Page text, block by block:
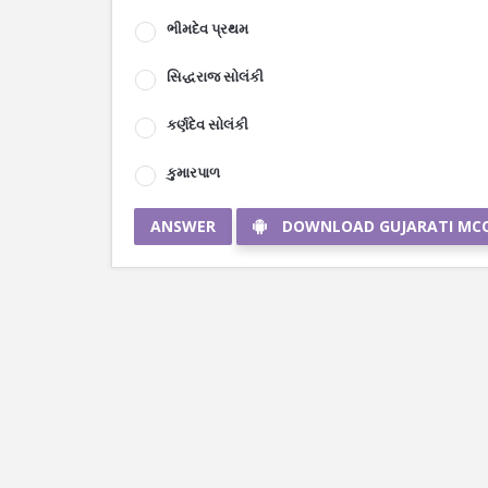
ભીમદેવ પ્રથમ
સિદ્ધરાજ સોલંકી
કર્ણદેવ સોલંકી
કુમારપાળ
ANSWER DOWNLOAD GUJARATI